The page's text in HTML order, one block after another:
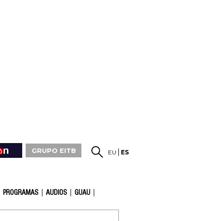
GRUPO EITB EU ES
PROGRAMAS AUDIOS GUAU